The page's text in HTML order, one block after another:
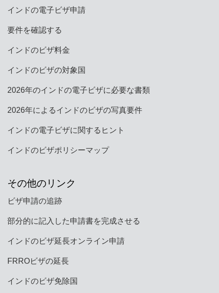
インドの電子ビザ申請
要件を確認する
インドのビザ料金
インドのビザの対象国
2026年のインドの電子ビザに必要な書類
2026年によるインドのビザの写真要件
インドの電子ビザに関するヒント
インドのビザポリシーマップ
その他のリンク
ビザ申請の追跡
部分的に記入した申請書を完成させる
インドのビザ延長オンライン申請
FRROビザの延長
インドのビザ免除国